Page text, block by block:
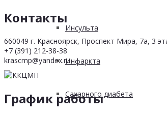
Инсульта
Инфаркта
Сахарного диабета
Контакты
660049 г. Красноярск, Проспект Мира, 7а, 3
+7 (391) 212-38-38
krascmp@yandex.ru
График работы